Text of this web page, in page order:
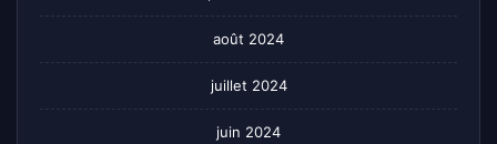
août 2024
juillet 2024
juin 2024